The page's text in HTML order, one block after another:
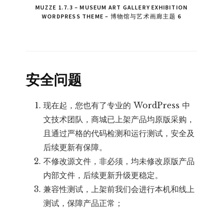
MUZZE 1.7.3 – MUSEUM ART GALLERY EXHIBITION
WORDPRESS THEME – 博物馆与艺术画廊主题 6
安全问题
现在起，您也有了专业的 WordPress 中
文技术团队，商城已上架产品均原版采购，
且通过严格的代码检测和运行测试，安全及
后续更新有保障。
不修改源文件，非必须，均未修改原版产品
内部文件，后续更新升级更稳定。
兼容性测试，上架前我们会进行本机和线上
测试，保障产品正常；